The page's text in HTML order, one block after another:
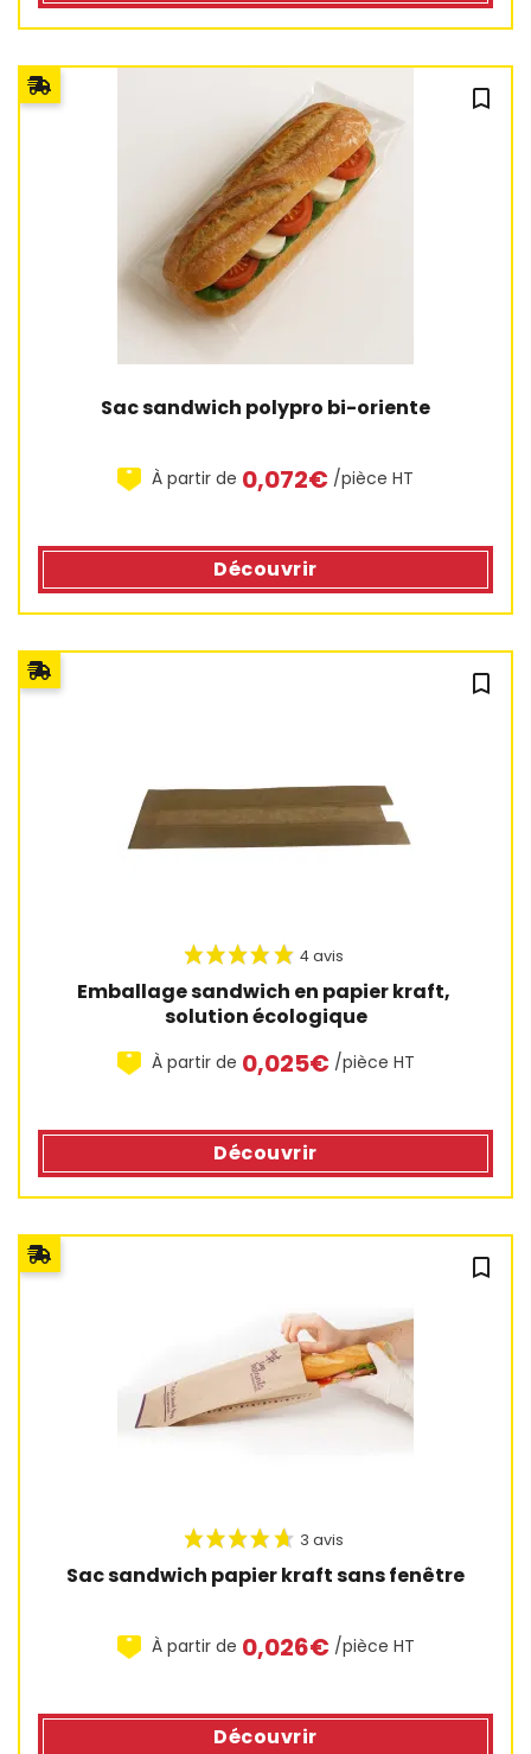
bookmark_outline
Sac sandwich polypro bi-oriente
À partir de 0,072€ /pièce HT
Découvrir
bookmark_outline
Emballage sandwich en papier kraft,
solution écologique
À partir de 0,025€ /pièce HT
Découvrir
bookmark_outline
Sac sandwich papier kraft sans fenêtre
À partir de 0,026€ /pièce HT
Découvrir